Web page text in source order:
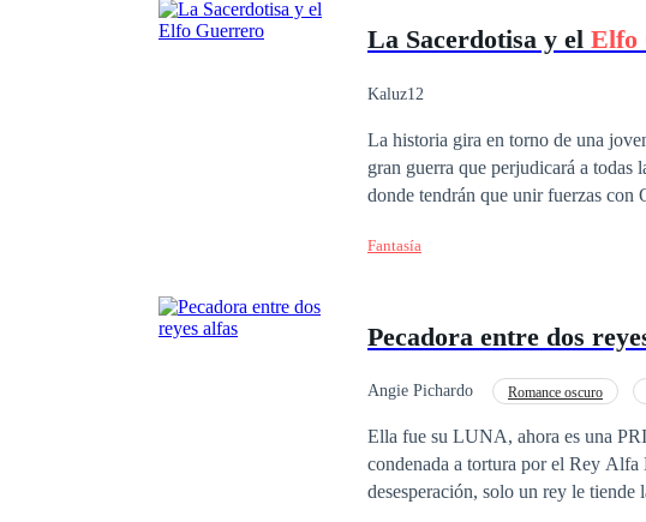
La Sacerdotisa y el Elfo
Kaluz12
La historia gira en torno de una
gran guerra que perjudicará a todas
donde tendrán que unir fuerzas con
estarán allí cuando más los
Fantasía
Pecadora entre dos
Angie Pichardo Romance oscuro
Ella fue su LUNA, ahora es una
condenada a tortura por el Rey
desesperación, solo un rey le tiende